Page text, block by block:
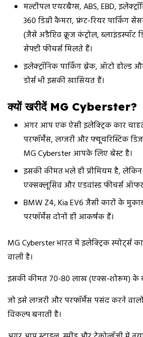
मल्टीपल एयरबैग्स, ABS, EBD,
360 डिग्री कैमरा, फ्रंट-रियर पार्किंग
(जैसे अडैप्टिव क्रूज कंट्रोल,
सेफ्टी फीचर्स मिलते हैं।
इलेक्ट्रॉनिक पार्किंग ब्रेक, ऑटो होल्ड
डोर्स भी इसकी खासियत हैं।
क्यों खरीदें MG Cyberster?
अगर आप एक ऐसी इलेक्ट्रिक कार
परफॉर्मेंस, लग्जरी और फ्यूचरिस्टिक
MG Cyberster आपके लिए बेस्ट है।
इसकी कीमत भले ही प्रीमियम है,
एक्सक्लूसिव और एडवांस्ड फीचर्स ऑफर
BMW Z4, Kia EV6 जैसी कारों के
परफॉर्मेंस दोनों ही आकर्षक हैं।
MG Cyberster भारत में इलेक्ट्रिक स्पोर्ट्स
वाली है।
इसकी कीमत ₹70-80 लाख (एक्स-शोरूम) के
जो इसे लग्जरी और परफॉर्मेंस पसंद करने
विकल्प बनाती है।